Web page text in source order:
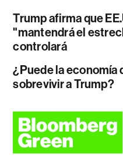
Trump afirma que
"mantendrá el
controlará
¿Puede la economía
sobrevivir a Trump?